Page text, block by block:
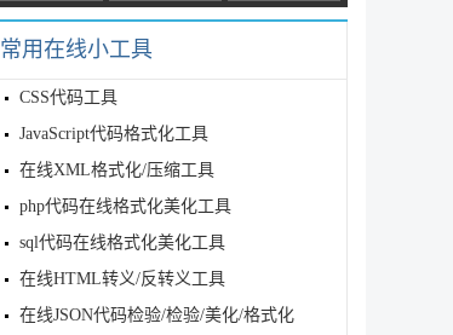
常用在线小工具
CSS代码工具
JavaScript代码格式化工具
在线XML格式化/压缩工具
php代码在线格式化美化工具
sql代码在线格式化美化工具
在线HTML转义/反转义工具
在线JSON代码检验/检验/美化/格式化